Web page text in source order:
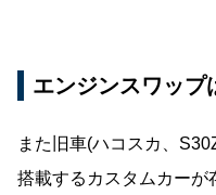
エンジンスワップ
また旧車(ハコスカ、
搭載するカスタムカーが